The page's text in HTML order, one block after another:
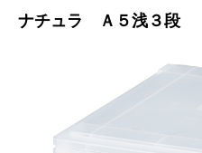
ナチュラ Ａ５浅３段